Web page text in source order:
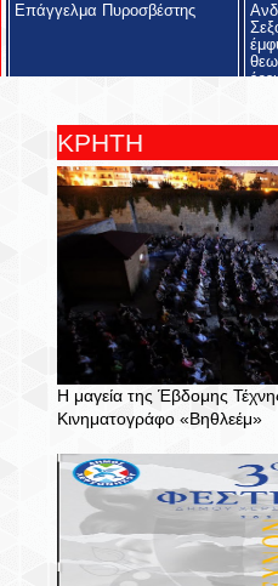
Επάγγελμα Πυροσβέστης
ΚΡΗΤΗ
Η μαγεία της Έβδομης
Κινηματογράφο «Βηθλεέμ»